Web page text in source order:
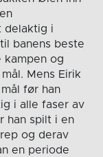
delaktig i
banens beste
kampen og
Mens Eirik
før han
i alle faser av
han spilt i en
og derav
en periode